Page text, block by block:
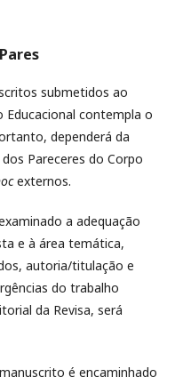
submetidos ao
Educacional contempla o
dependerá da
Pareceres do Corpo
externos.
a adequação
e à área temática,
autoria/titulação e
do trabalho
da Revisa, será
é encaminhado